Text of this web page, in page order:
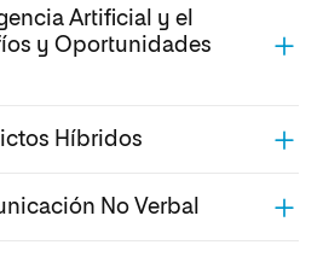
Artificial y el
y Oportunidades
Híbridos
No Verbal